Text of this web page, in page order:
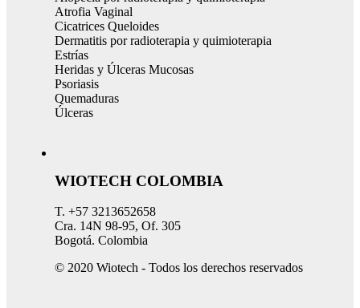
Atrofia Vaginal
Cicatrices Queloides
Dermatitis por radioterapia y quimioterapia
Estrías
Heridas y Úlceras Mucosas
Psoriasis
Quemaduras
Úlceras
WIOTECH COLOMBIA
T. +57 3213652658
Cra. 14N 98-95, Of. 305
Bogotá. Colombia
© 2020 Wiotech - Todos los derechos reservados